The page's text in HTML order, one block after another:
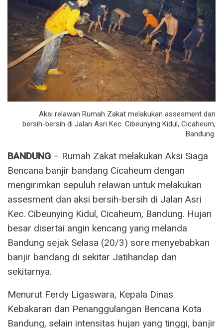
Aksi relawan Rumah Zakat melakukan assesment dan
bersih-bersih di Jalan Asri Kec. Cibeunying Kidul, Cicaheum,
Bandung.
BANDUNG – Rumah Zakat melakukan Aksi Siaga
Bencana banjir bandang Cicaheum dengan
mengirimkan sepuluh relawan untuk melakukan
assesment dan aksi bersih-bersih di Jalan Asri
Kec. Cibeunying Kidul, Cicaheum, Bandung. Hujan
besar disertai angin kencang yang melanda
Bandung sejak Selasa (20/3) sore menyebabkan
banjir bandang di sekitar Jatihandap dan
sekitarnya.
Menurut Ferdy Ligaswara, Kepala Dinas
Kebakaran dan Penanggulangan Bencana Kota
Bandung, selain intensitas hujan yang tinggi, banjir